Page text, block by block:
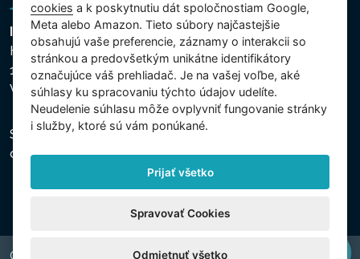
Intex Trading, s.r.o.
Hradecká 2526/3
130 00 Praha 3
Vinohrady - Česká republika
Spoločnosť je zapísaná na Mestskom súde v Prahe,
oddiel C, vložka 74759, IČO 26150808, DIČ CZ26150808.
Copyright © 2026 INTEX TRADING s.r.o. All rights reserved.
cookies a k poskytnutiu dát spoločnostiam Google,
Meta alebo Amazon. Tieto súbory najčastejšie
obsahujú vaše preferencie, záznamy o interakcii so
stránkou a predovšetkým unikátne identifikátory
označujúce váš prehliadač. Je na vašej voľbe, aké
súhlasy ku spracovaniu týchto údajov udelíte.
Neudelenie súhlasu mȏže ovplyvniť fungovanie stránky
i služby, ktoré sú vám ponúkané.
Prijať všetko
Spravovať Cookies
Odmietnuť všetko